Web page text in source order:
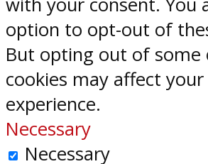
option to opt-out of
But opting out of some
cookies may affect
experience.
Necessary
Necessary